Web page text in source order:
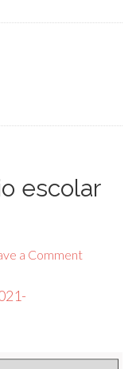
escolar
a Comment